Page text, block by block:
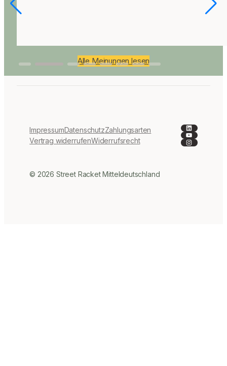
Alle Meinungen lesen
ImpressumDatenschutzZahlungsarten
Vertrag widerrufenWiderrufsrecht
LinkedIn
YouTube
Instagram
© 2026 Street Racket Mitteldeutschland